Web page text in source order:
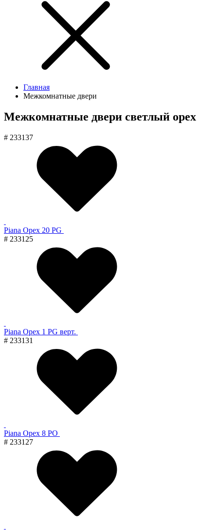
Главная
Межкомнатные двери
Межкомнатные двери светлый орех
# 233137
Piana Орех 20 PG
# 233125
Piana Орех 1 PG верт.
# 233131
Piana Орех 8 PO
# 233127